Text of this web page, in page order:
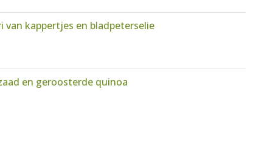
kappertjes en bladpeterselie
en geroosterde quinoa